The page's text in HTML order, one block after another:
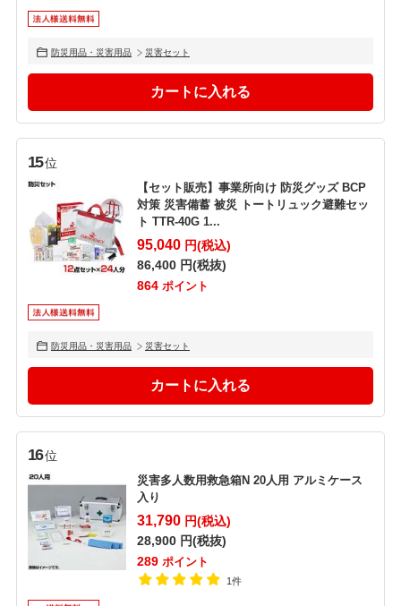
防災用品・災害用品 災害セット
15位
【セット販売】事業所向け 防災グッズ BCP
対策 災害備蓄 被災 トートリュック避難セッ
ト TTR-40G 1...
95,040円(税込)
86,400円(税抜)
864 ポイント
防災用品・災害用品 災害セット
16位
災害多人数用救急箱N 20人用 アルミケース
入り
31,790円(税込)
28,900円(税抜)
289 ポイント
1件